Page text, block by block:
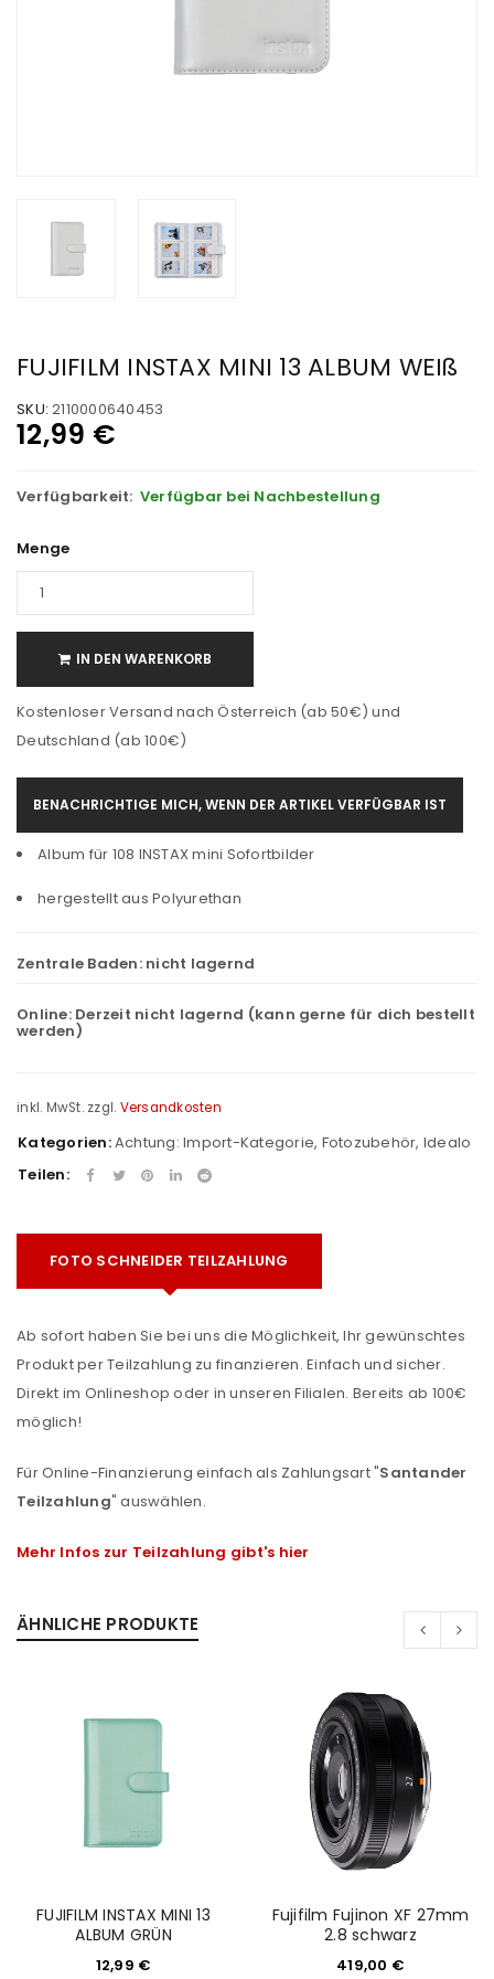
FUJIFILM INSTAX MINI 13 ALBUM WEIß
SKU: 2110000640453
12,99 €
Verfügbarkeit: Verfügbar bei Nachbestellung
Menge
IN DEN WARENKORB
Kostenloser Versand nach Österreich (ab 50€) und
Deutschland (ab 100€)
BENACHRICHTIGE MICH, WENN DER ARTIKEL VERFÜGBAR IST
Album für 108 INSTAX mini Sofortbilder
hergestellt aus Polyurethan
Zentrale Baden: nicht lagernd
Online: Derzeit nicht lagernd (kann gerne für dich bestellt
werden)
inkl. MwSt. zzgl. Versandkosten
Kategorien:Achtung: Import-Kategorie, Fotozubehör, Idealo
Teilen:
FOTO SCHNEIDER TEILZAHLUNG
Ab sofort haben Sie bei uns die Möglichkeit, Ihr gewünschtes
Produkt per Teilzahlung zu finanzieren. Einfach und sicher.
Direkt im Onlineshop oder in unseren Filialen. Bereits ab 100€
möglich!
Für Online-Finanzierung einfach als Zahlungsart "Santander
Teilzahlung" auswählen.
Mehr Infos zur Teilzahlung gibt's hier
ÄHNLICHE PRODUKTE
FUJIFILM INSTAX MINI 13
ALBUM GRÜN
12,99 €
Fujifilm Fujinon XF 27mm
2.8 schwarz
419,00 €